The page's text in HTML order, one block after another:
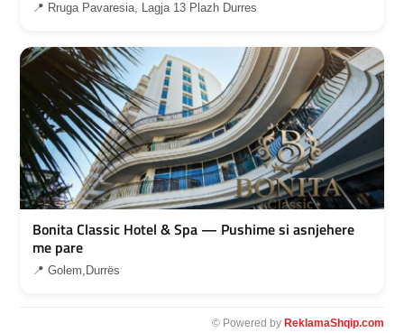
📍 Rruga Pavaresia, Lagja 13 Plazh Durres
Bonita Classic Hotel & Spa — Pushime si asnjehere
me pare
📍 Golem,Durrës
© Powered by ReklamaShqip.com